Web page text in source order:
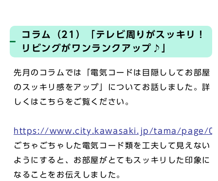
コラム（21）「テレビ周りがスッキリ！
リビングがワンランクアップ♪」
先月のコラムでは「電気コードは目隠ししてお部屋
のスッキリ感をアップ」についてお話しました。詳
しくはこちらをご覧ください。
https://www.city.kawasaki.jp/tama/page/
ごちゃごちゃした電気コード類を工夫して見えない
ようにすると、お部屋がとてもスッキリした印象に
なることをお伝えしました。